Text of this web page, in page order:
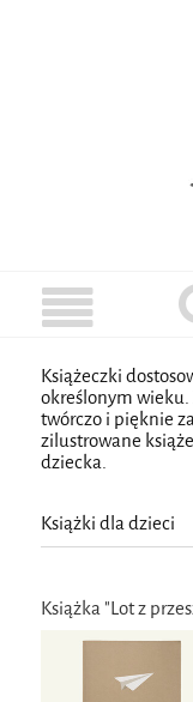
Książeczki
określonym
twórczo i pięknie
zilustrowane
dziecka.
Książki dla dzieci
Książka "Lot z